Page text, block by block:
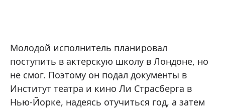
Молодой исполнитель планировал
поступить в актерскую школу в Лондоне, но
не смог. Поэтому он подал документы в
Институт театра и кино Ли Страсберга в
Нью-Йорке, надеясь отучиться год, а затем